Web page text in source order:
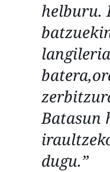
helburu.
Batasun
dugu.”